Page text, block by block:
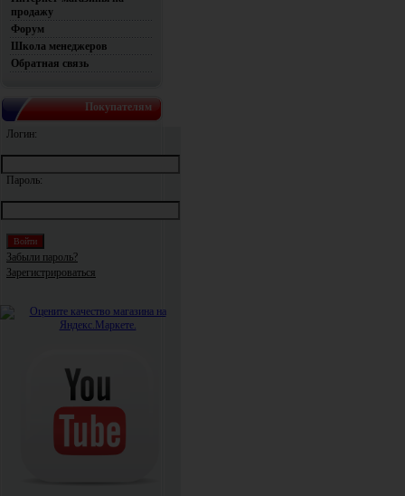
продажу
Форум
Школа менеджеров
Обратная связь
Покупателям
Логин:
Пароль:
Забыли пароль?
Зарегистрироваться